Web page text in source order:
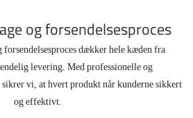
og forsendelsesproces
forsendelsesproces dækker hele kæden fra
levering. Med professionelle og
sikrer vi, at hvert produkt når kunderne sikkert
og effektivt.